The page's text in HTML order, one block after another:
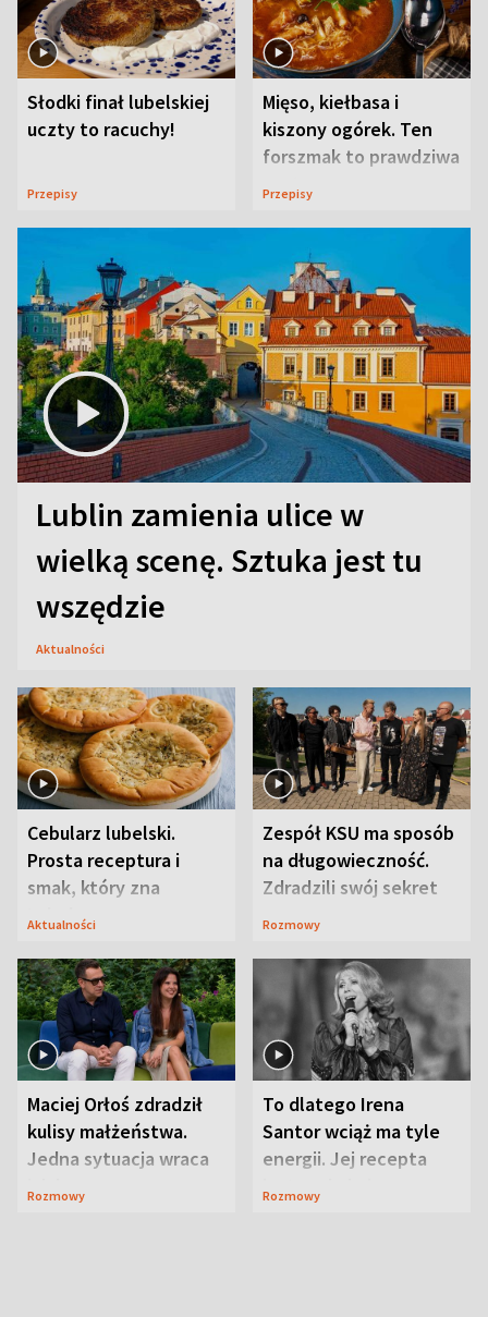
Słodki finał lubelskiej
uczty to racuchy!
Przepisy
Mięso, kiełbasa i
kiszony ogórek. Ten
forszmak to prawdziwa
uczta
Przepisy
Lublin zamienia ulice w
wielką scenę. Sztuka jest tu
wszędzie
Aktualności
Cebularz lubelski.
Prosta receptura i
smak, który zna
Lubelszczyzna
Aktualności
Zespół KSU ma sposób
na długowieczność.
Zdradzili swój sekret
Rozmowy
Maciej Orłoś zdradził
kulisy małżeństwa.
Jedna sytuacja wraca
jak bumerang
Rozmowy
To dlatego Irena
Santor wciąż ma tyle
energii. Jej recepta
jest zaskakująco
Rozmowy